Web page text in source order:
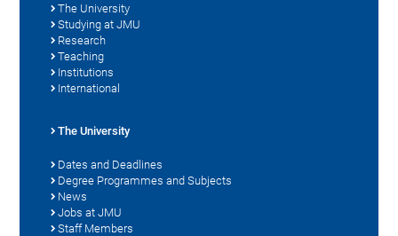
The University
Studying at JMU
Research
Teaching
Institutions
International
The University
Dates and Deadlines
Degree Programmes and Subjects
News
Jobs at JMU
Staff Members